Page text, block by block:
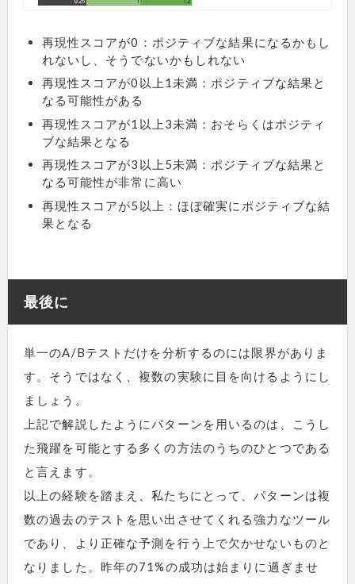
再現性スコアが0：ポジティブな結果になるかもし
れないし、そうでないかもしれない
再現性スコアが0以上1未満：ポジティブな結果と
なる可能性がある
再現性スコアが1以上3未満：おそらくはポジティ
ブな結果となる
再現性スコアが3以上5未満：ポジティブな結果と
なる可能性が非常に高い
再現性スコアが5以上：ほぼ確実にポジティブな結
果となる
最後に
単一のA/Bテストだけを分析するのには限界がありま
す。そうではなく、複数の実験に目を向けるようにし
ましょう。
上記で解説したようにパターンを用いるのは、こうし
た飛躍を可能とする多くの方法のうちのひとつである
と言えます。
以上の経験を踏まえ、私たちにとって、パターンは複
数の過去のテストを思い出させてくれる強力なツール
であり、より正確な予測を行う上で欠かせないものと
なりました。昨年の71%の成功は始まりに過ぎませ